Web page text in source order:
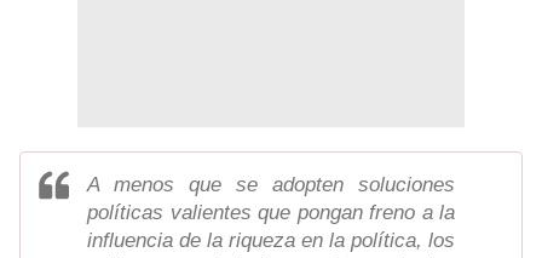
A menos que se adopten soluciones
políticas valientes que pongan freno a la
influencia de la riqueza en la política, los